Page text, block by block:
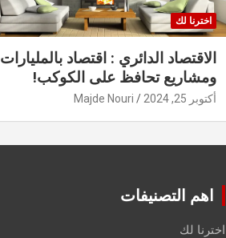
اخترنا لك
الاقتصاد الدائري : اقتصاد بالمليارات
ومشاريع تحافظ على الكوكب!
أكتوبر 25, 2024 Majde Nouri
اهم التصنيفات
اخترنا لك